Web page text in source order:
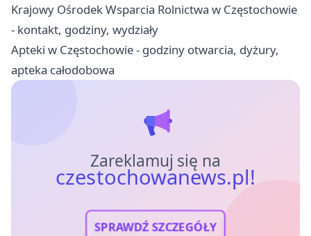
Krajowy Ośrodek Wsparcia Rolnictwa w Częstochowie
- kontakt, godziny, wydziały
Apteki w Częstochowie - godziny otwarcia, dyżury,
apteka całodobowa
Zareklamuj się na
czestochowanews.pl!
SPRAWDŹ SZCZEGÓŁY